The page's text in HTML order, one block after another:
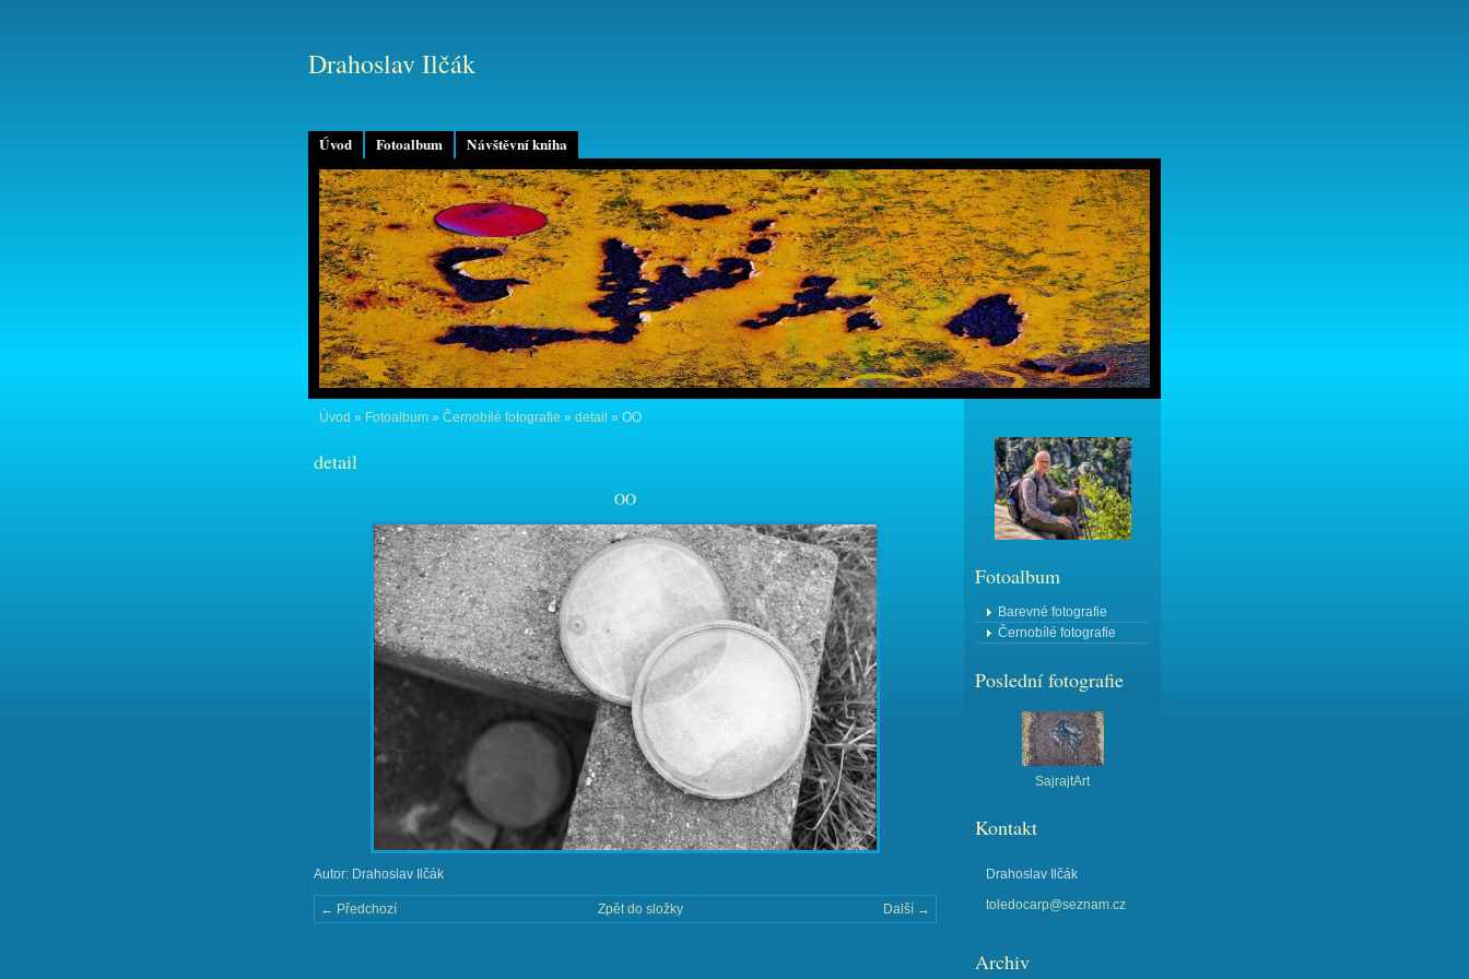
Úvod Fotoalbum Návštěvní kniha
Drahoslav Ilčák
Úvod » Fotoalbum » Černobílé fotografie » detail » OO
detail
OO
Autor: Drahoslav Ilčák
← Předchozí Další →
Zpět do složky
Fotoalbum
Barevné fotografie
Černobílé fotografie
Poslední fotografie
SajrajtArt
Kontakt
Drahoslav Ilčák
toledocarp@seznam.cz
Archiv